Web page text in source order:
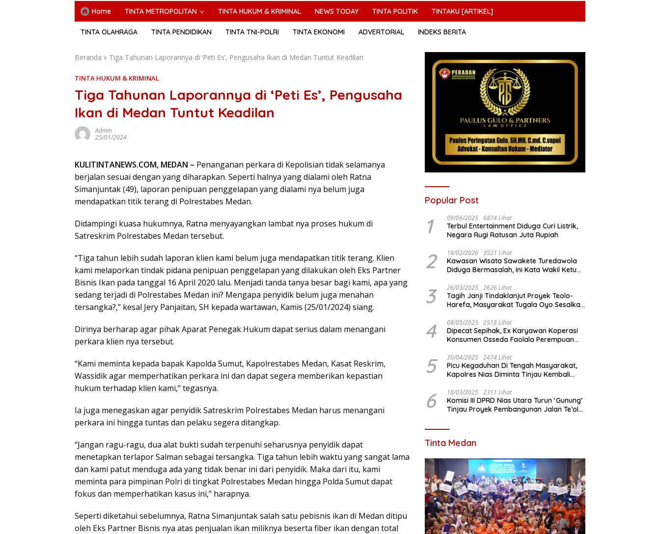
Home TINTA METROPOLITAN TINTA HUKUM & KRIMINAL NEWS TODAY TINTA POLITIK TINTAKU [ARTIKEL]
TINTA OLAHRAGA TINTA PENDIDIKAN TINTA TNI-POLRI TINTA EKONOMI ADVERTORIAL INDEKS BERITA
Beranda » Tiga Tahunan Laporannya di ‘Peti Es’, Pengusaha Ikan di Medan Tuntut Keadilan
TINTA HUKUM & KRIMINAL
Tiga Tahunan Laporannya di ‘Peti Es’, Pengusaha
Ikan di Medan Tuntut Keadilan
Admin
25/01/2024
KULITINTANEWS.COM, MEDAN – Penanganan perkara di Kepolisian tidak selamanya
berjalan sesuai dengan yang diharapkan. Seperti halnya yang dialami oleh Ratna
Simanjuntak (49), laporan penipuan penggelapan yang dialami nya belum juga
mendapatkan titik terang di Polrestabes Medan.
Didampingi kuasa hukumnya, Ratna menyayangkan lambat nya proses hukum di
Satreskrim Polrestabes Medan tersebut.
“Tiga tahun lebih sudah laporan klien kami belum juga mendapatkan titik terang. Klien
kami melaporkan tindak pidana penipuan penggelapan yang dilakukan oleh Eks Partner
Bisnis Ikan pada tanggal 16 April 2020 lalu. Menjadi tanda tanya besar bagi kami, apa yang
sedang terjadi di Polrestabes Medan ini? Mengapa penyidik belum juga menahan
tersangka?,” kesal Jery Panjaitan, SH kepada wartawan, Kamis (25/01/2024) siang.
Dirinya berharap agar pihak Aparat Penegak Hukum dapat serius dalam menangani
perkara klien nya tersebut.
“Kami meminta kepada bapak Kapolda Sumut, Kapolrestabes Medan, Kasat Reskrim,
Wassidik agar memperhatikan perkara ini dan dapat segera memberikan kepastian
hukum terhadap klien kami,” tegasnya.
Ia juga menegaskan agar penyidik Satreskrim Polrestabes Medan harus menangani
perkara ini hingga tuntas dan pelaku segera ditangkap.
“Jangan ragu-ragu, dua alat bukti sudah terpenuhi seharusnya penyidik dapat
menetapkan terlapor Salman sebagai tersangka. Tiga tahun lebih waktu yang sangat lama
dan kami patut menduga ada yang tidak benar ini dari penyidik. Maka dari itu, kami
meminta para pimpinan Polri di tingkat Polrestabes Medan hingga Polda Sumut dapat
fokus dan memperhatikan kasus ini,” harapnya.
Seperti diketahui sebelumnya, Ratna Simanjuntak salah satu pebisnis ikan di Medan ditipu
oleh Eks Partner Bisnis nya atas penjualan ikan miliknya beserta fiber ikan dengan total
Popular Post
1 09/06/2025 6874 Lihat
Terbul Entertainment Diduga Curi Listrik,
Negara Rugi Ratusan Juta Rupiah
2 18/02/2026 3521 Lihat
Kawasan Wisata Sawakete Turedawola
Diduga Bermasalah, Ini Kata Wakil Ketua
3 26/03/2025 2626 Lihat
Tagih Janji Tindaklanjut Proyek Teolo-
Harefa, Masyarakat Tugala Oyo Sesalkan
Utara
4 08/05/2025 2518 Lihat
Dipecat Sepihak, Ex Karyawan Koperasi
Konsumen Osseda Faolala Perempuan
5 30/04/2025 2474 Lihat
Picu Kegaduhan Di Tengah Masyarakat,
Kapolres Nias Diminta Tinjau Kembali
6 18/03/2025 2311 Lihat
Komisi III DPRD Nias Utara Turun ‘Gunung’
Tinjau Proyek Pembangunan Jalan Te’olo
Tinta Medan